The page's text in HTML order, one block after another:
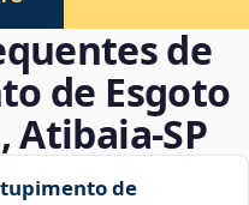
de
de Esgoto
de